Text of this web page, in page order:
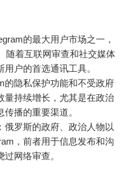
的最大用户市场之一，
随着互联网审查和社交媒体
户的首选通讯工具。
的隐私保护功能和不受政府
量持续增长，尤其是在政治
播的重要渠道。
：俄罗斯的政府、政治人物以
，前者用于信息发布和沟
网络审查。